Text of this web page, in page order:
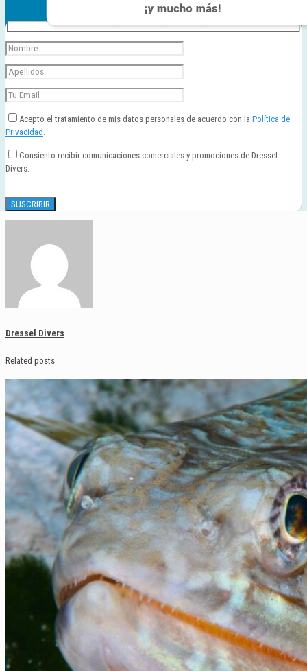
Acepto el tratamiento de mis datos personales de acuerdo con la Política de
Privacidad .
Consiento recibir comunicaciones comerciales y promociones de Dressel
Divers.
Dressel Divers
Related posts